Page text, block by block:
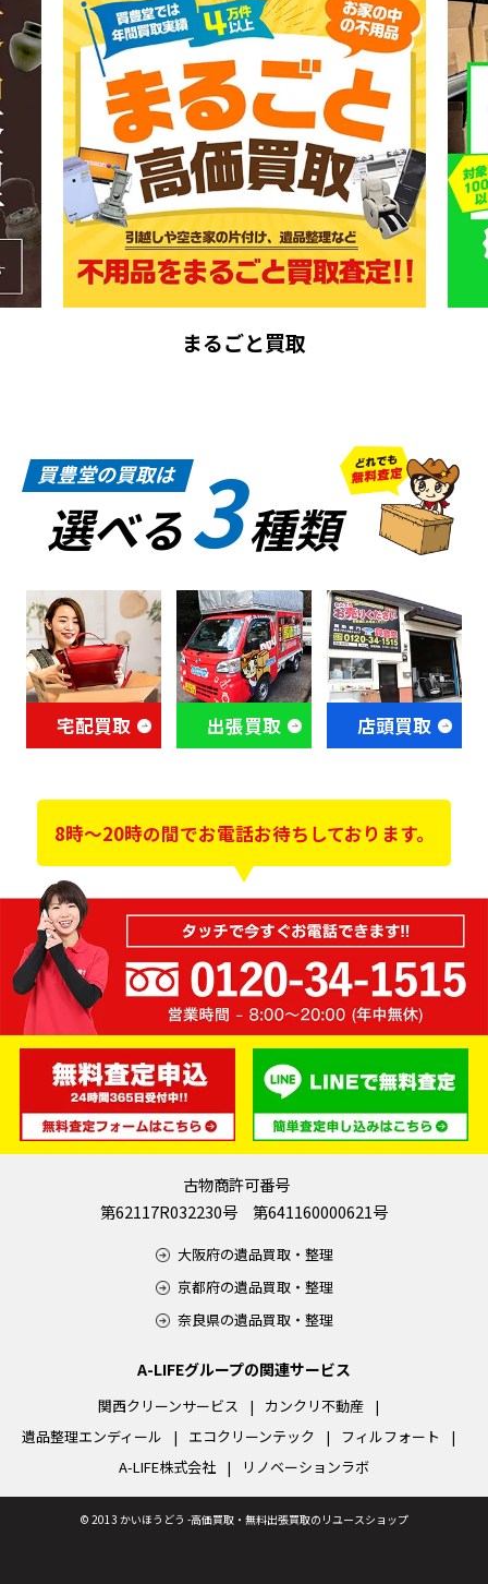
まるごと買取
買豊堂の買取は
選べる3種類
宅配買取 出張買取 店頭買取
8時～20時の間でお電話お待ちしております。
古物商許可番号
第62117R032230号 第641160000621号
大阪府の遺品買取・整理
京都府の遺品買取・整理
奈良県の遺品買取・整理
A-LIFEグループの関連サービス
関西クリーンサービス
カンクリ不動産
遺品整理エンディール
エコクリーンテック
フィルフォート
A-LIFE株式会社
リノベーションラボ
© 2013 かいほうどう -高価買取・無料出張買取のリユースショップ